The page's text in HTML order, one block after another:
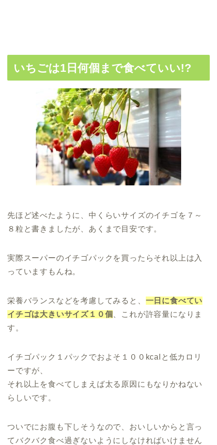
いちごは1日何個まで食べていい!?
先ほど述べたように、中くらいサイズのイチゴを７～
８粒と書きましたが、あくまで目安です。
実際スーパーのイチゴパックを買ったらそれ以上は入
っていますもんね。
栄養バランスなどを考慮してみると、 一日に食べてい
イチゴは大きいサイズ１０個
、これが許容量になりま
す。
イチゴパック１パックでおよそ１００kcalと低カロリ
ーですが、
それ以上を食べてしまえば太る原因にもなりかねない
らしいです。
ついでにお腹も下しそうなので、おいしいからと言っ
てバクバク食べ過ぎないようにしなければいけません